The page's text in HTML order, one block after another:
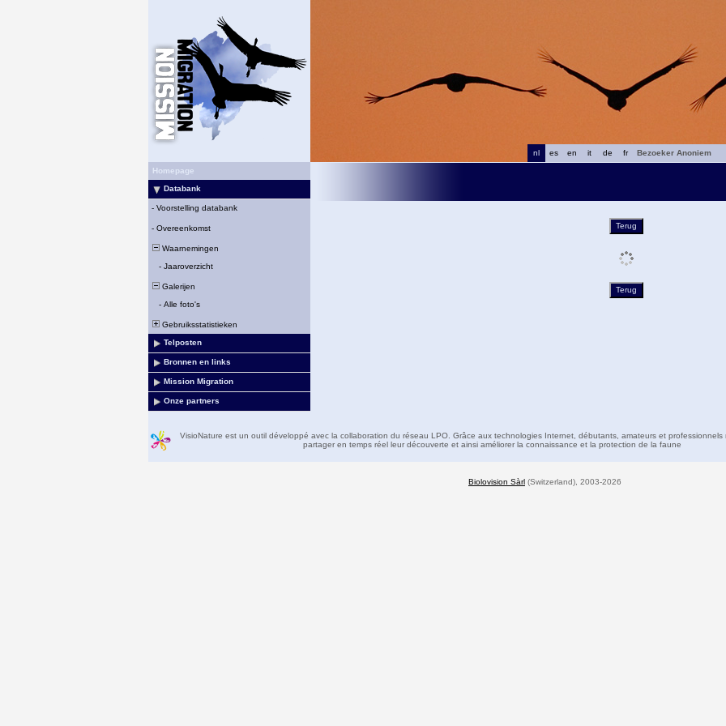
fr
de
it
en
es
nl
Bezoeker Anoniem
Homepage
Databank
- Voorstelling databank
- Overeenkomst
Waarnemingen
- Jaaroverzicht
Galerijen
- Alle foto's
Gebruiksstatistieken
Telposten
Bronnen en links
Mission Migration
Onze partners
VisioNature est un outil développé avec la collaboration du réseau LPO. Grâce aux technologies Internet, débutants, amateurs et professionnels
partager en temps réel leur découverte et ainsi améliorer la connaissance et la protection de la faune
Biolovision Sàrl (Switzerland), 2003-2026